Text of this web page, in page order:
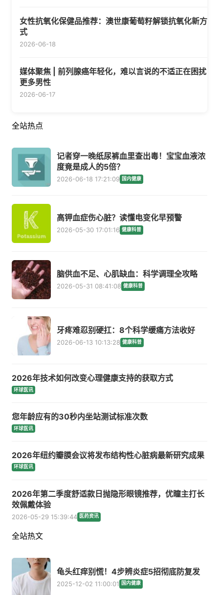
女性抗氧化保健品推荐：澳世康葡萄籽解锁抗氧化新方
式
2026-06-18
媒体聚焦 | 前列腺癌年轻化，难以言说的不适正在困扰
更多男性
2026-06-17
全站热点
记者穿一晚纸尿裤血里查出毒！宝宝血液浓
度竟是成人的5倍？
2026-06-18 17:21:09 国内健康
高钾血症伤心脏？读懂电变化早预警
2026-05-30 17:01:16 健康科普
脑供血不足、心肌缺血：科学调理全攻略
2026-05-31 08:41:08 健康科普
牙疼难忍别硬扛：8个科学缓痛方法收好
2026-06-13 10:13:28 健康科普
2026年技术如何改变心理健康支持的获取方式
环球医讯
您年龄应有的30秒内坐站测试标准次数
环球医讯
2026年纽约瓣膜会议将发布结构性心脏病最新研究成果
环球医讯
2026年第二季度舒适款日抛隐形眼镜推荐，优瞳主打长
效佩戴体验
2026-05-29 15:39:44 医药资讯
全站热文
龟头红痒别慌！4步辨炎症5招彻底防复发
2025-12-02 11:00:01 国内健康